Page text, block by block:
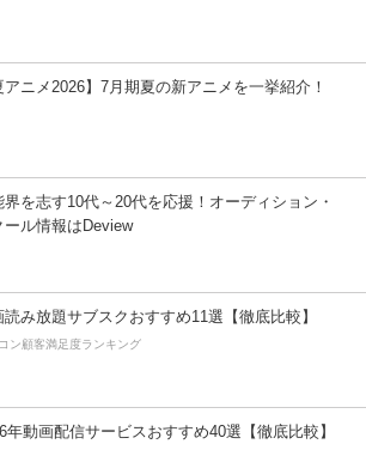
アニメ2026】7月期夏の新アニメを一挙紹介！
界を志す10代～20代を応援！オーディション・
ール情報はDeview
読み放題サブスクおすすめ11選【徹底比較】
ン顧客満足度ランキング
年動画配信サービスおすすめ40選【徹底比較】